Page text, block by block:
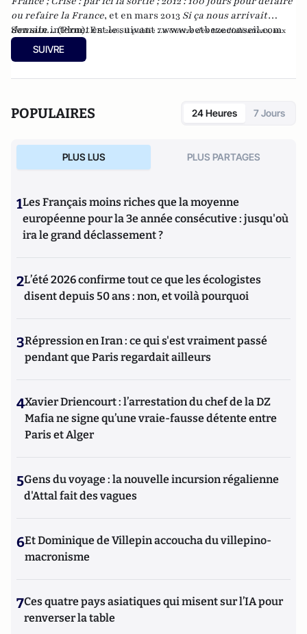
ou refaire la France, et en mars 2013 Si ça nous arrivait
demain...(Plon). En2016, il publie La Guerre des Mondialisations, aux
éditions Economica
et en 2017 "La France, ce malade imaginaire"
chez le même éditeur.
Son site internet est le suivant :www.betbezeconseil.com
SUIVRE
POPULAIRES 24 Heures 7 Jours
PLUS LUS PLUS PARTAGES
1Les Français moins riches que la moyenne
européenne pour la 3e année consécutive : jusqu'où
ira le grand déclassement ?
2L’été 2026 confirme tout ce que les écologistes
disent depuis 50 ans : non, et voilà pourquoi
3Répression en Iran : ce qui s'est vraiment passé
pendant que Paris regardait ailleurs
4Xavier Driencourt : l’arrestation du chef de la DZ
Mafia ne signe qu’une vraie-fausse détente entre
Paris et Alger
5Gens du voyage : la nouvelle incursion régalienne
d'Attal fait des vagues
6Et Dominique de Villepin accoucha du villepino-
macronisme
7Ces quatre pays asiatiques qui misent sur l’IA pour
renverser la table